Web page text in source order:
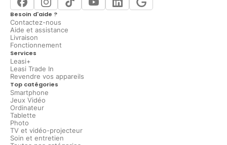
Besoin d'aide ?
Contactez-nous
Aide et assistance
Livraison
Fonctionnement
Services
Leasi+
Leasi Trade In
Revendre vos appareils
Top catégories
Smartphone
Jeux Vidéo
Ordinateur
Tablette
Photo
TV et vidéo-projecteur
Soin et entretien